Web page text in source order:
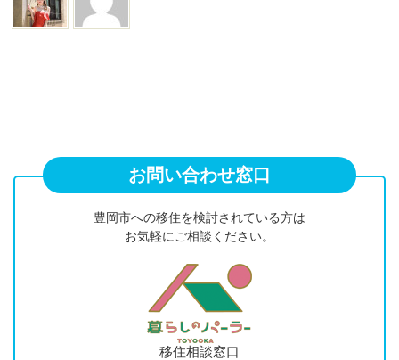
お問い合わせ窓口
豊岡市への移住を検討されている方は
お気軽にご相談ください。
移住相談窓口